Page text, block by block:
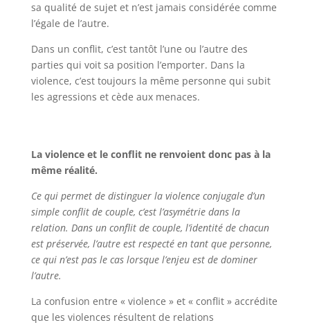
sa qualité de sujet et n’est jamais considérée comme
l’égale de l’autre.
Dans un conflit, c’est tantôt l’une ou l’autre des
parties qui voit sa position l’emporter. Dans la
violence, c’est toujours la même personne qui subit
les agressions et cède aux menaces.
La violence et le conflit ne renvoient donc pas à la
même réalité.
Ce qui permet de distinguer la violence conjugale d’un
simple conflit de couple, c’est l’asymétrie dans la
relation. Dans un conflit de couple, l’identité de chacun
est préservée, l’autre est respecté en tant que personne,
ce qui n’est pas le cas lorsque l’enjeu est de dominer
l’autre.
La confusion entre « violence » et « conflit » accrédite
que les violences résultent de relations